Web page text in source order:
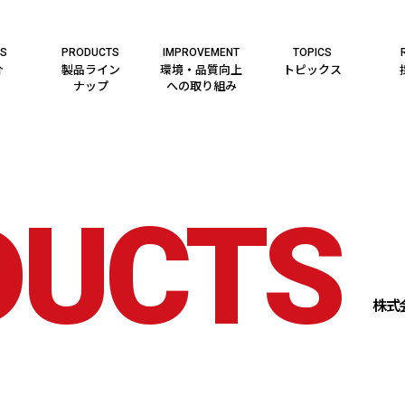
PRODUCTS
製品ライン
ナップ
IMPROVEMENT
環境・品質向上
への取り組み
TOPICS
トピックス
株式